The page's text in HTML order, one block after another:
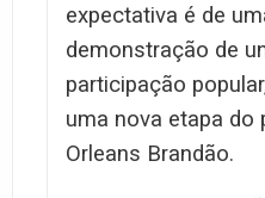
expectativa é de
demonstração de
participação
uma nova etapa do
Orleans Brandão.